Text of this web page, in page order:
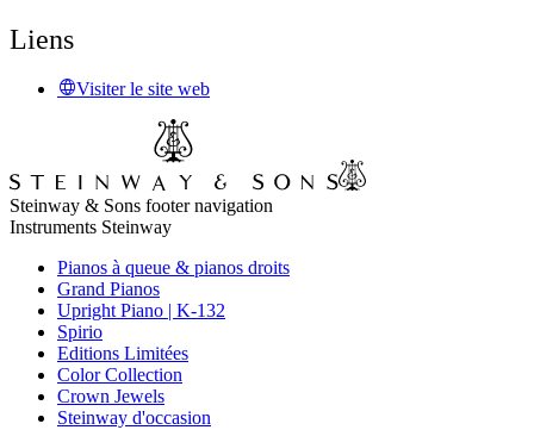
Liens
Visiter le site web
Steinway & Sons footer navigation
Instruments Steinway
Pianos à queue & pianos droits
Grand Pianos
Upright Piano | K-132
Spirio
Editions Limitées
Color Collection
Crown Jewels
Steinway d'occasion